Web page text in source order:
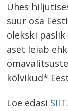
Ühes
suur osa
olekski
aset leiab
kõlvikud*
Loe edasi SIIT.